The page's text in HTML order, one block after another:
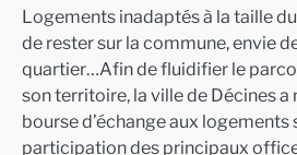
Logements inadaptés à la taille
de rester sur la commune, envie
quartier…Afin de fluidifier le
son territoire, la ville de Décines a
bourse d’échange aux logements
participation des principaux